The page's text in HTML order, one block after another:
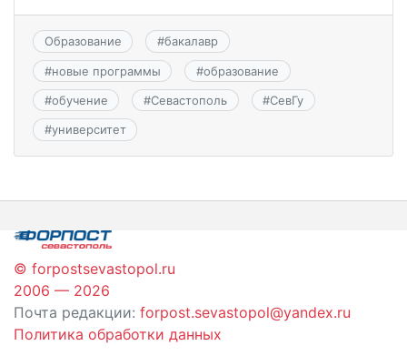
Образование #бакалавр
#новые программы #образование
#обучение #Севастополь #СевГу
#университет
© forpostsevastopol.ru
2006 — 2026
Почта редакции: forpost.sevastopol@yandex.ru
Политика обработки данных